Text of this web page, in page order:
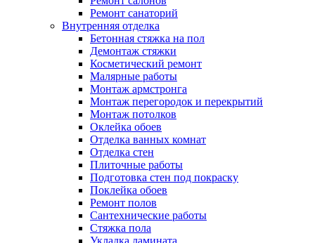
Ремонт санаторий
Внутренняя отделка
Бетонная стяжка на пол
Демонтаж стяжки
Косметический ремонт
Малярные работы
Монтаж армстронга
Монтаж перегородок и перекрытий
Монтаж потолков
Оклейка обоев
Отделка ванных комнат
Отделка стен
Плиточные работы
Подготовка стен под покраску
Поклейка обоев
Ремонт полов
Сантехнические работы
Стяжка пола
Укладка ламината